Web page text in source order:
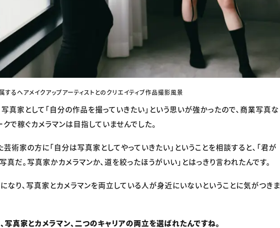
るヘアメイクアップアーティストとのクリエイティブ作品撮影風景
写真家として「自分の作品を撮っていきたい」という思いが強かったので、商業写真な
で稼ぐカメラマンは目指していませんでした。
芸術家の方に「自分は写真家としてやっていきたい」ということを相談すると、「君が
真だ。写真家かカメラマンか、道を絞ったほうがいい」とはっきり言われたんです。
なり、写真家とカメラマンを両立している人が身近にいないということに気がつきま
真家とカメラマン、二つのキャリアの両立を選ばれたんですね。